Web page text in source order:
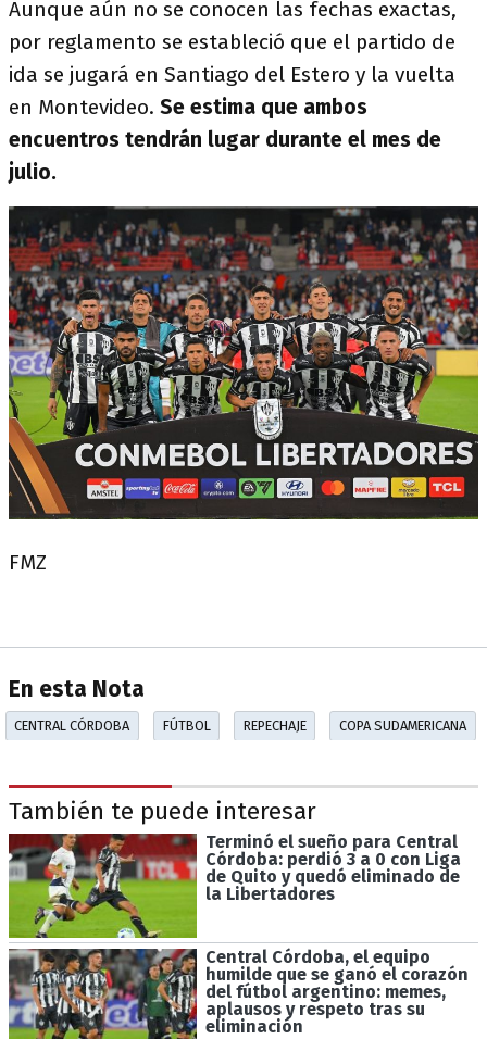
Aunque aún no se conocen las fechas exactas,
por reglamento se estableció que el partido de
ida se jugará en Santiago del Estero y la vuelta
en Montevideo. Se estima que ambos
encuentros tendrán lugar durante el mes de
julio.
FMZ
En esta Nota
CENTRAL CÓRDOBA FÚTBOL REPECHAJE COPA SUDAMERICANA
También te puede interesar
Terminó el sueño para Central
Córdoba: perdió 3 a 0 con Liga
de Quito y quedó eliminado de
la Libertadores
Central Córdoba, el equipo
humilde que se ganó el corazón
del fútbol argentino: memes,
aplausos y respeto tras su
eliminación